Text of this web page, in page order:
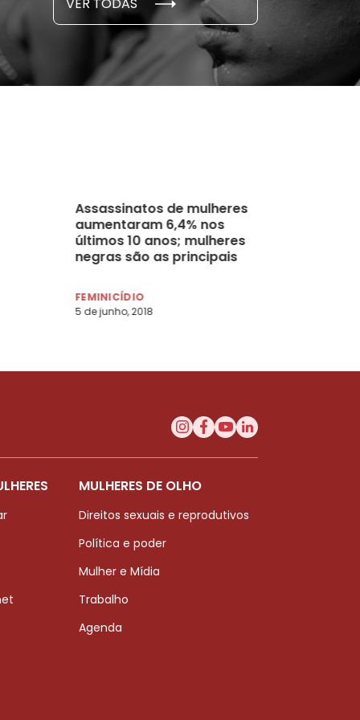
novembro, 2021
Assassinatos de mulheres
aumentaram 6,4% nos
últimos 10 anos; mulheres
negras são as principais
FEMINICÍDIO
5 de junho, 2018
MULHERES DE OLHO
Direitos sexuais e reprodutivos
Política e poder
Mulher e Mídia
Trabalho
Agenda